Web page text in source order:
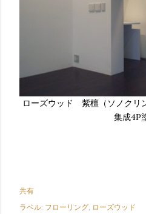
ローズウッド 紫檀（ソノクリ
集成4P
共有
ラベル: フローリング ローズウッド